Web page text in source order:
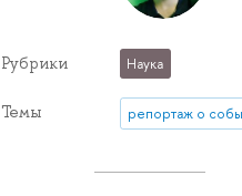
Рубрики Наука
Темы репортаж о